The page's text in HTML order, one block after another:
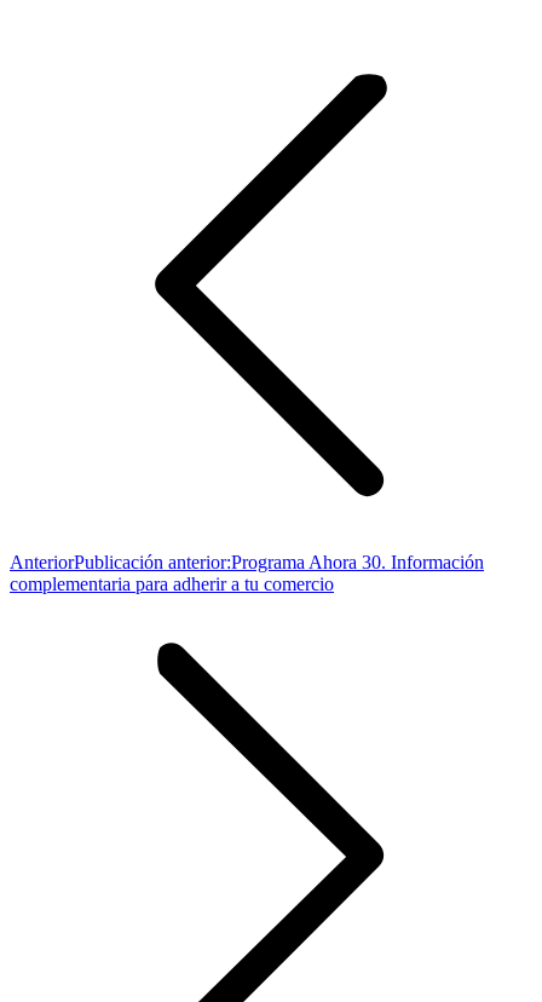
AnteriorPublicación anterior:Programa Ahora 30. Información
complementaria para adherir a tu comercio